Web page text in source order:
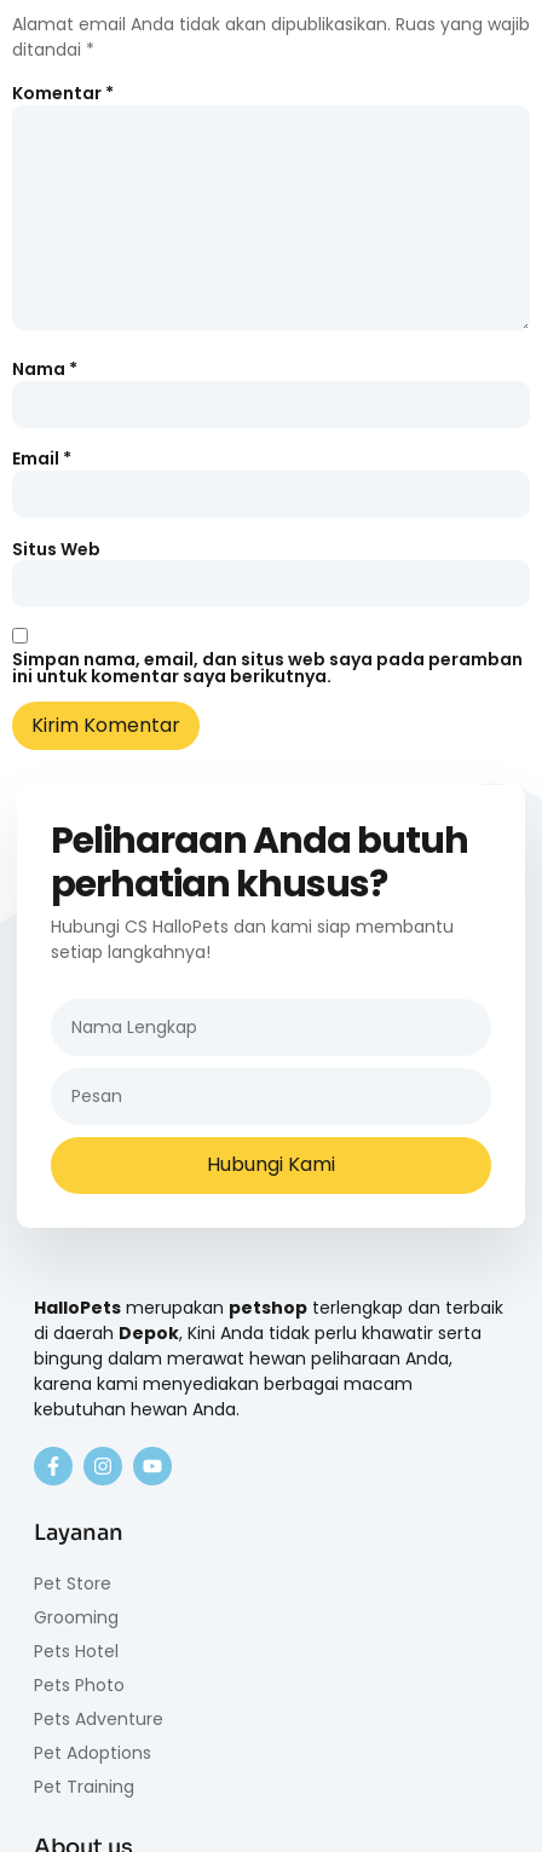
Alamat email Anda tidak akan dipublikasikan. Ruas yang wajib
ditandai *
Komentar *
Nama *
Email *
Situs Web
Simpan nama, email, dan situs web saya pada peramban
ini untuk komentar saya berikutnya.
Peliharaan Anda butuh
perhatian khusus?
Hubungi CS HalloPets dan kami siap membantu
setiap langkahnya!
Hubungi Kami
HalloPets merupakan petshop terlengkap dan terbaik
di daerah Depok, Kini Anda tidak perlu khawatir serta
bingung dalam merawat hewan peliharaan Anda,
karena kami menyediakan berbagai macam
kebutuhan hewan Anda.
Layanan
Pet Store
Grooming
Pets Hotel
Pets Photo
Pets Adventure
Pet Adoptions
Pet Training